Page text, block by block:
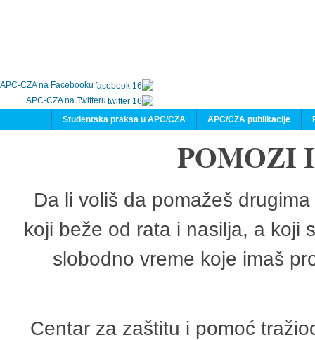
APC-CZA na Facebooku
APC-CZA na Twitteru
APC/CZA publikacije
Studentska praksa u APC/CZA
POMOZI
Da li voliš da pomažeš
koji beže od rata i nasilja, a koji
slobodno vreme koje imaš
Centar za zaštitu i pomoć